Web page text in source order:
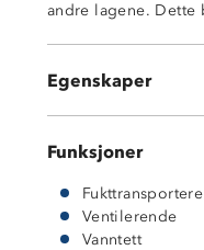
andre lagene. Dette
Egenskaper
OekoTex
Funksjoner
Ventilerende
Vanntett